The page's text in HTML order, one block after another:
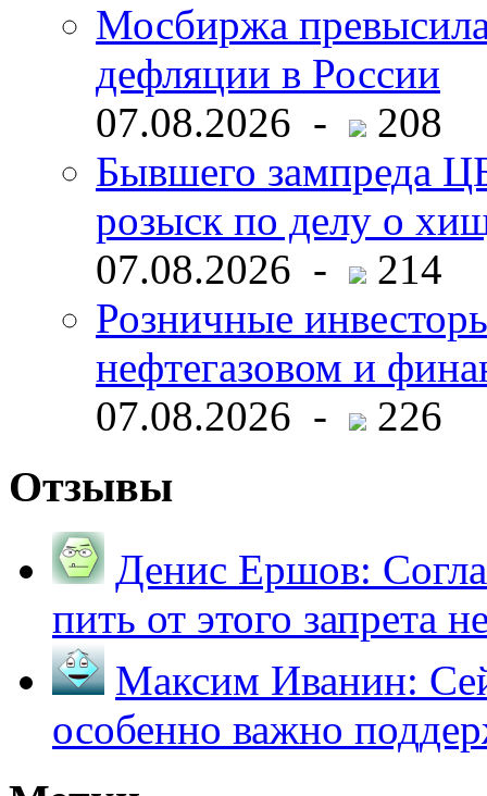
Мосбиржа
дефляции в России
07.08.2026 -
208
Бывшего зампреда
розыск по делу о
07.08.2026 -
214
Розничные
нефтегазовом и
07.08.2026 -
226
Отзывы
Денис Ершов:
пить от этого запрета
Максим Иванин:
особенно важно